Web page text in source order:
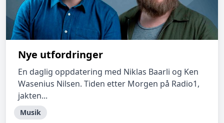
Nye utfordringer
En daglig oppdatering med Niklas Baarli og Ken
Wasenius Nilsen. Tiden etter Morgen på Radio1,
jakten...
Musik